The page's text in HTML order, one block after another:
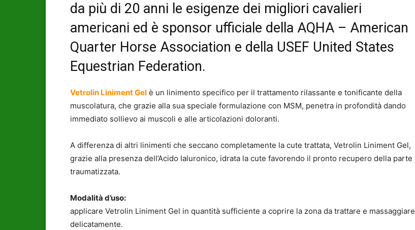
da più di 20 anni le esigenze dei migliori cavalieri
americani ed è sponsor ufficiale della AQHA – American
Quarter Horse Association e della USEF United States
Equestrian Federation.
Vetrolin Liniment Gel è un linimento specifico per il trattamento rilassante e tonificante della
muscolatura, che grazie alla sua speciale formulazione con MSM, penetra in profondità dando
immediato sollievo ai muscoli e alle articolazioni doloranti.
A differenza di altri linimenti che seccano completamente la cute trattata, Vetrolin Liniment Gel,
grazie alla presenza dell’Acido Ialuronico, idrata la cute favorendo il pronto recupero della parte
traumatizzata.
Modalità d’uso:
applicare Vetrolin Liniment Gel in quantità sufficiente a coprire la zona da trattare e massaggiare
delicatamente.